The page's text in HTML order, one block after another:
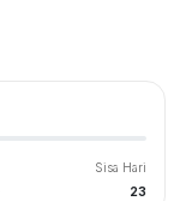
Sisa Hari
23